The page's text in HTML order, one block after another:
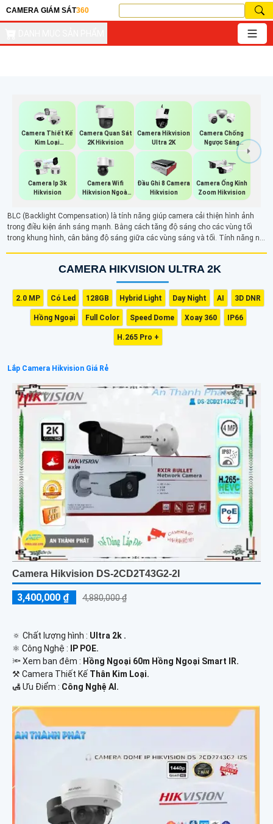
CAMERA GIÁM SÁT360
Camera Thiết Kế
Kim Loại
Hikvision
Camera Quan Sát
2K Hikvision
Camera Hikvision
Ultra 2K
Camera Chống
Ngược Sáng
Hikvision
Camera Ip 3k
Hikvision
Camera Wifi
Hikvision Ngoài
Trời 360
Đầu Ghi 8 Camera
Hikvision
Camera Ống Kính
Zoom Hikvision
BLC (Backlight Compensation) là tính năng giúp camera cải thiện hình ảnh
trong điều kiện ánh sáng mạnh. Bằng cách tăng độ sáng cho các vùng tối
trong khung hình, cân bằng độ sáng giữa các vùng sáng và tối. Tính năng này
CAMERA HIKVISION ULTRA 2K
2.0 MP Có Led 128GB Hybrid Light Day Night AI 3D DNR
Hồng Ngoại Full Color Speed Dome Xoay 360 IP66
H.265 Pro +
Lắp Camera Hikvision Giá Rẻ
Camera Hikvision DS-2CD2T43G2-2I
3,400,000 ₫ 4,880,000 ₫
🔅 Chất lượng hình : Ultra 2k .
⚛️ Công Nghệ :
IP POE.
🔦 Xem ban đêm : Hồng Ngoại 60m Hồng Ngoại Smart IR.
⚒ Camera Thiết Kế Thân Kim Loại.
️🛃 Ưu Điểm : Công Nghệ AI.